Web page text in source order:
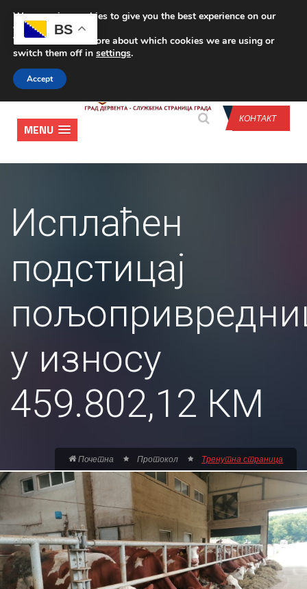
CONTACT US
КОНТАКТ
MENU
Исплаћен
подстицај
у износу
459.802,12 КМ
Почетна Протокол Тренутна страница
BS
We are using cookies to give you the best experience on our
website.
You can find out more about which cookies we are using or
switch them off in settings.
Accept